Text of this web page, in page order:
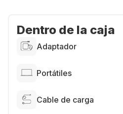
Dentro de la caja
Adaptador
Portátiles
Cable de carga